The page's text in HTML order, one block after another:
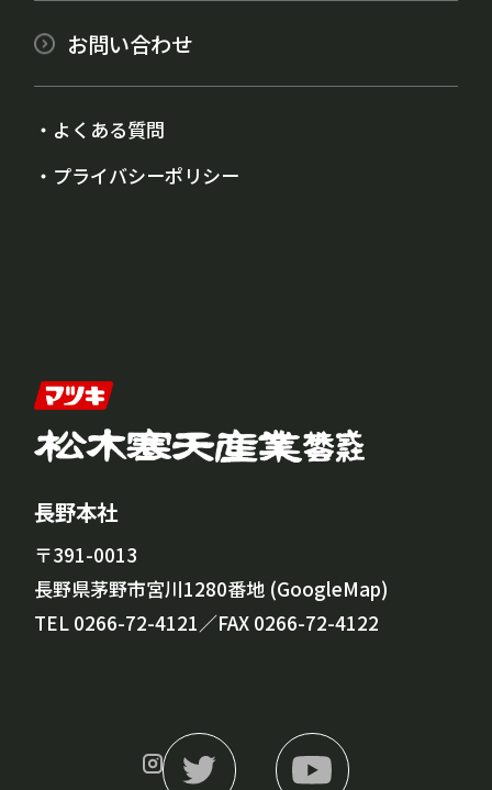
お問い合わせ
よくある質問
プライバシーポリシー
長野本社
〒391-0013
長野県茅野市宮川1280番地 (GoogleMap)
TEL 0266-72-4121／FAX 0266-72-4122